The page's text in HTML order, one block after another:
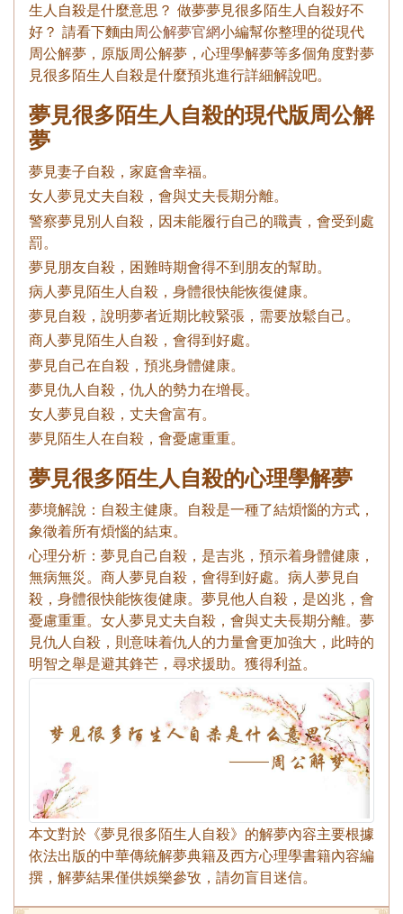
生人自殺是什麼意思？ 做夢夢見很多陌生人自殺好不
好？ 請看下麵由周公解夢官網小編幫你整理的從現代
周公解夢，原版周公解夢，心理學解夢等多個角度對夢
見很多陌生人自殺是什麼預兆進行詳細解說吧。
夢見很多陌生人自殺的現代版周公解
夢
夢見妻子自殺，家庭會幸福。
女人夢見丈夫自殺，會與丈夫長期分離。
警察夢見別人自殺，因未能履行自己的職責，會受到處
罰。
夢見朋友自殺，困難時期會得不到朋友的幫助。
病人夢見陌生人自殺，身體很快能恢復健康。
夢見自殺，說明夢者近期比較緊張，需要放鬆自己。
商人夢見陌生人自殺，會得到好處。
夢見自己在自殺，預兆身體健康。
夢見仇人自殺，仇人的勢力在增長。
女人夢見自殺，丈夫會富有。
夢見陌生人在自殺，會憂慮重重。
夢見很多陌生人自殺的心理學解夢
夢境解說：自殺主健康。自殺是一種了結煩惱的方式，
象徵着所有煩惱的結束。
心理分析：夢見自己自殺，是吉兆，預示着身體健康，
無病無災。商人夢見自殺，會得到好處。病人夢見自
殺，身體很快能恢復健康。夢見他人自殺，是凶兆，會
憂慮重重。女人夢見丈夫自殺，會與丈夫長期分離。夢
見仇人自殺，則意味着仇人的力量會更加強大，此時的
明智之舉是避其鋒芒，尋求援助。獲得利益。
本文對於《夢見很多陌生人自殺》的解夢內容主要根據
依法出版的中華傳統解夢典籍及西方心理學書籍內容編
撰，解夢結果僅供娛樂參攷，請勿盲目迷信。